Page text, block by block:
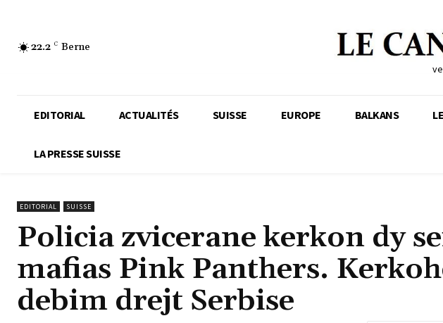
22.2 C Berne
EDITORIAL ACTUALITÉS SUISSE EUROPE BALKANS
LA PRESSE SUISSE
EDITORIAL SUISSE
Policia zvicerane kerkon dy
mafias Pink Panthers.
debim drejt Serbise